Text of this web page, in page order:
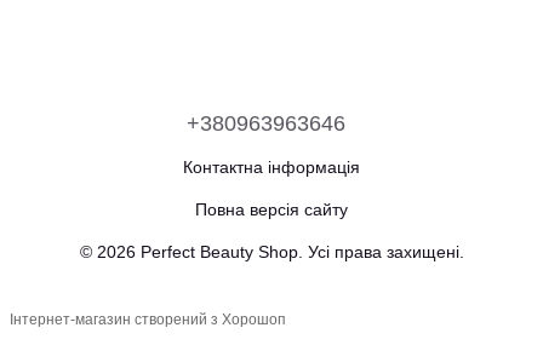
+380963963646
Контактна інформація
Повна версія сайту
© 2026 Perfect Beauty Shop. Усі права захищені.
Інтернет-магазин створений з Хорошоп